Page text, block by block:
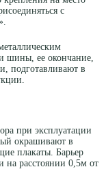
с
шины, ее окончание,
подготавливают в
при эксплуатации
окрашивают в
плакаты. Барьер
на расстоянии 0,5м от